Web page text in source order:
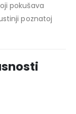
pokušava
poznatoj